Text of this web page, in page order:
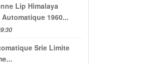
Lip Himalaya
Automatique 1960...
Srie Limite